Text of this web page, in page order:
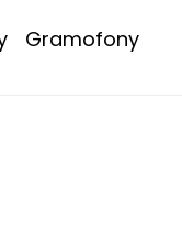
Gramofony